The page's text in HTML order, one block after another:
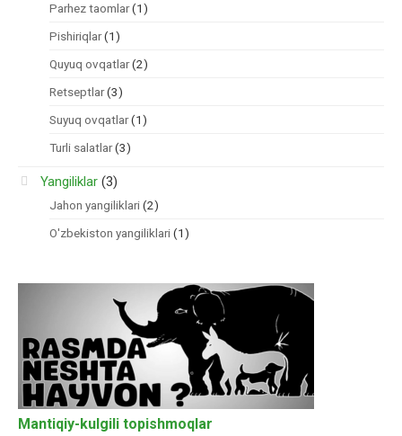
Parhez taomlar(1)
Pishiriqlar(1)
Quyuq ovqatlar(2)
Retseptlar(3)
Suyuq ovqatlar(1)
Turli salatlar(3)
Yangiliklar (3)
Jahon yangiliklari(2)
O'zbekiston yangiliklari(1)
Mantiqiy-kulgili topishmoqlar